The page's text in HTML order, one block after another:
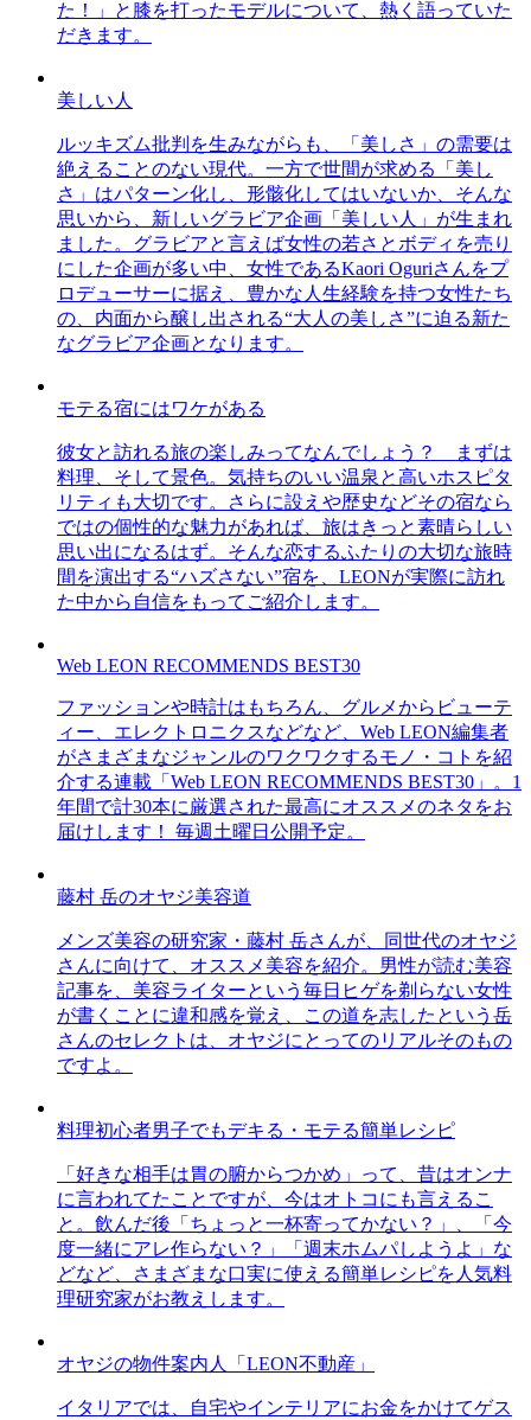
た！」と膝を打ったモデルについて、熱く語っていた
だきます。
美しい人
ルッキズム批判を生みながらも、「美しさ」の需要は
絶えることのない現代。一方で世間が求める「美し
さ」はパターン化し、形骸化してはいないか、そんな
思いから、新しいグラビア企画「美しい人」が生まれ
ました。グラビアと言えば女性の若さとボディを売り
にした企画が多い中、女性であるKaori Oguriさんをプ
ロデューサーに据え、豊かな人生経験を持つ女性たち
の、内面から醸し出される“大人の美しさ”に迫る新た
なグラビア企画となります。
モテる宿にはワケがある
彼女と訪れる旅の楽しみってなんでしょう？ まずは
料理、そして景色。気持ちのいい温泉と高いホスピタ
リティも大切です。さらに設えや歴史などその宿なら
ではの個性的な魅力があれば、旅はきっと素晴らしい
思い出になるはず。そんな恋するふたりの大切な旅時
間を演出する“ハズさない”宿を、LEONが実際に訪れ
た中から自信をもってご紹介します。
Web LEON RECOMMENDS BEST30
ファッションや時計はもちろん、グルメからビューテ
ィー、エレクトロニクスなどなど、Web LEON編集者
がさまざまなジャンルのワクワクするモノ・コトを紹
介する連載「Web LEON RECOMMENDS BEST30」。1
年間で計30本に厳選された最高にオススメのネタをお
届けします！ 毎週土曜日公開予定。
藤村 岳のオヤジ美容道
メンズ美容の研究家・藤村 岳さんが、同世代のオヤジ
さんに向けて、オススメ美容を紹介。男性が読む美容
記事を、美容ライターという毎日ヒゲを剃らない女性
が書くことに違和感を覚え、この道を志したという岳
さんのセレクトは、オヤジにとってのリアルそのもの
ですよ。
料理初心者男子でもデキる・モテる簡単レシピ
「好きな相手は胃の腑からつかめ」って、昔はオンナ
に言われてたことですが、今はオトコにも言えるこ
と。飲んだ後「ちょっと一杯寄ってかない？」、「今
度一緒にアレ作らない？」「週末ホムパしようよ」な
どなど、さまざまな口実に使える簡単レシピを人気料
理研究家がお教えします。
オヤジの物件案内人「LEON不動産」
イタリアでは、自宅やインテリアにお金をかけてゲス